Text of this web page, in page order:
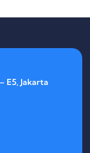
E5, Jakarta